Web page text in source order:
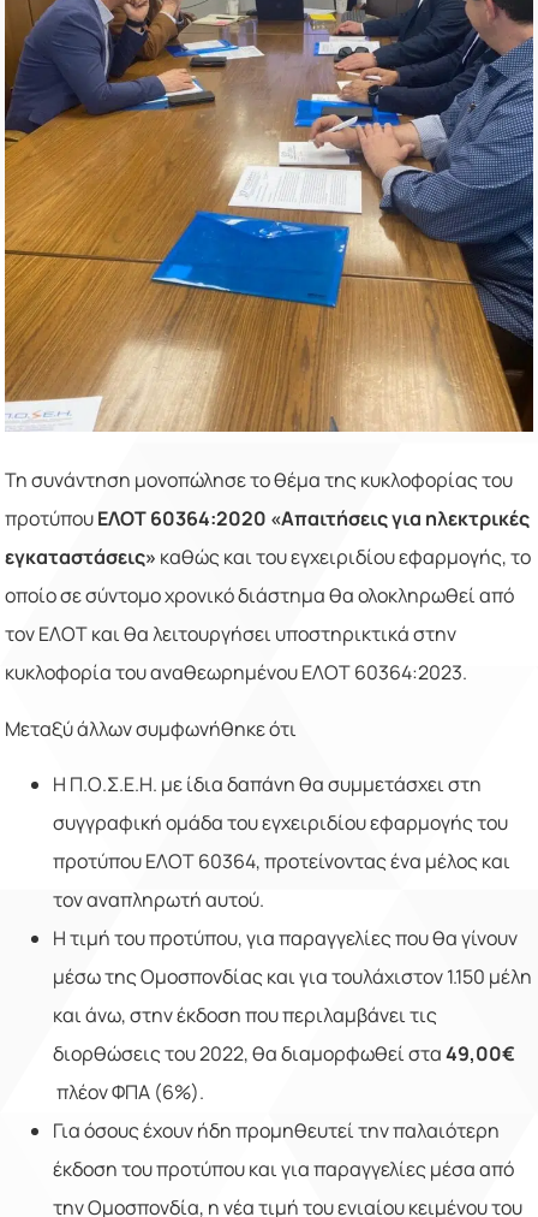
Τη συνάντηση μονοπώλησε το θέμα της κυκλοφορίας του
προτύπουΕΛΟΤ 60364:2020 «Απαιτήσεις για ηλεκτρικές
εγκαταστάσεις» καθώς και του εγχειριδίου εφαρμογής, το
οποίο σε σύντομο χρονικό διάστημα θα ολοκληρωθεί από
τον ΕΛΟΤ και θα λειτουργήσει υποστηρικτικά στην
κυκλοφορία του αναθεωρημένου ΕΛΟΤ 60364:2023.
Μεταξύ άλλων συμφωνήθηκε ότι
Η Π.Ο.Σ.Ε.Η. με ίδια δαπάνη θα συμμετάσχει στη
συγγραφική ομάδα του εγχειριδίου εφαρμογής του
προτύπου ΕΛΟΤ 60364, προτείνοντας ένα μέλος και
τον αναπληρωτή αυτού.
Η τιμή του προτύπου, για παραγγελίες που θα γίνουν
μέσω της Ομοσπονδίας και για τουλάχιστον 1.150 μέλη
και άνω, στην έκδοση που περιλαμβάνει τις
διορθώσεις του 2022, θα διαμορφωθεί στα49,00€
πλέον ΦΠΑ (6%).
Για όσους έχουν ήδη προμηθευτεί την παλαιότερη
έκδοση του προτύπου και για παραγγελίες μέσα από
την Ομοσπονδία, η νέα τιμή του ενιαίου κειμένου του